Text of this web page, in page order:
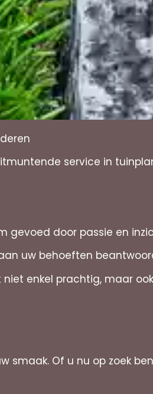
service in
gevoed door passie en
uw behoeften
enkel prachtig, maar
smaak. Of u nu op zoek